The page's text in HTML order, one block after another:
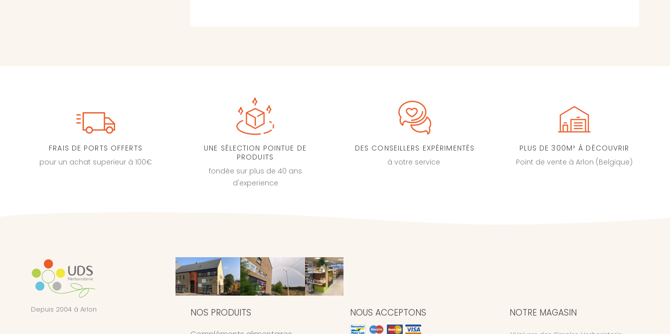
FRAIS DE PORTS OFFERTS
pour un achat superieur à 100€
UNE SÉLECTION POINTUE DE
PRODUITS
fondée sur plus de 40 ans
d'experience
DES CONSEILLERS EXPÉRIMENTÉS
à votre service
PLUS DE 300M² À DÉCOUVRIR
Point de vente à Arlon (Belgique)
Depuis 2004 à Arlon NOS PRODUITS NOUS ACCEPTONS NOTRE MAGASIN